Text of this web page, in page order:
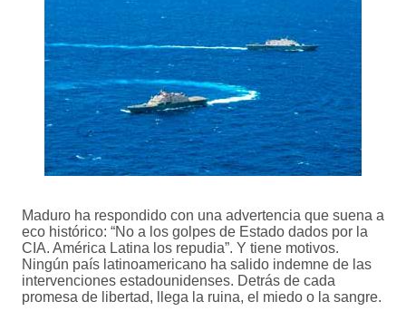
Maduro ha respondido con una advertencia que suena a
eco histórico: “No a los golpes de Estado dados por la
CIA. América Latina los repudia”. Y tiene motivos.
Ningún país latinoamericano ha salido indemne de las
intervenciones estadounidenses. Detrás de cada
promesa de libertad, llega la ruina, el miedo o la sangre.